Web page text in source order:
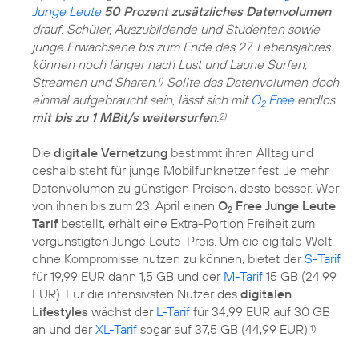
Junge Leute 50 Prozent zusätzliches Datenvolumen
drauf. Schüler, Auszubildende und Studenten sowie
junge Erwachsene bis zum Ende des 27. Lebensjahres
können noch länger nach Lust und Laune Surfen,
Streamen und Sharen.1) Sollte das Datenvolumen doch
einmal aufgebraucht sein, lässt sich mit O2Freeendlos
mit bis zu 1 MBit/s weitersurfen.2)
Die digitale Vernetzung bestimmt ihren Alltag und
deshalb steht für junge Mobilfunknetzer fest: Je mehr
Datenvolumen zu günstigen Preisen, desto besser. Wer
von ihnen bis zum 23. April einen O2 Free Junge Leute
Tarif bestellt, erhält eine Extra-Portion Freiheit zum
vergünstigten Junge Leute-Preis. Um die digitale Welt
ohne Kompromisse nutzen zu können, bietet derS-Tarif
für 19,99 EUR dann 1,5 GB und der M-Tarif 15 GB (24,99
EUR). Für die intensivsten Nutzer des digitalen
Lifestyles wächst der L-Tarif für 34,99 EUR auf 30 GB
an und derXL-Tarif sogar auf 37,5 GB (44,99 EUR).1)